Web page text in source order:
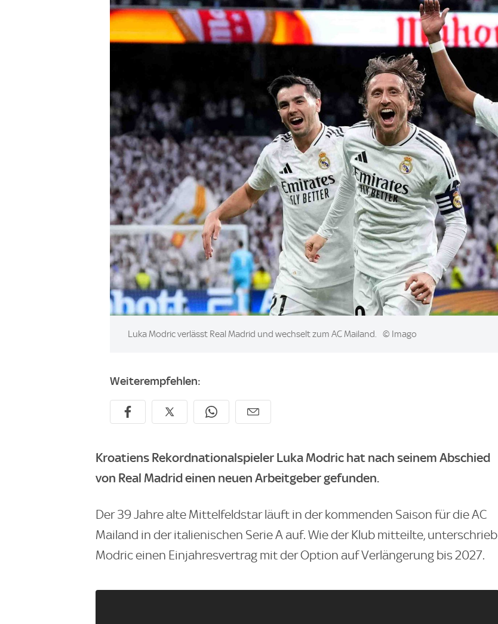
Image:
Luka Modric verlässt Real Madrid und wechselt zum AC Mailand. © Imago
Weiterempfehlen:
Kroatiens Rekordnationalspieler Luka Modric hat nach seinem Abschied
von Real Madrid einen neuen Arbeitgeber gefunden.
Der 39 Jahre alte Mittelfeldstar läuft in der kommenden Saison für die AC
Mailand in der italienischen Serie A auf. Wie der Klub mitteilte, unterschrieb
Modric einen Einjahresvertrag mit der Option auf Verlängerung bis 2027.